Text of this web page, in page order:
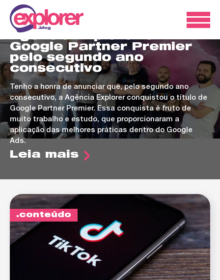
ads
Agência Explorer é
Google Partner Premier
pelo segundo ano
consecutivo
Tenho a honra de anunciar que, pelo segundo ano
consecutivo, a Agência Explorer conquistou o título de
Google Partner Premier. Essa conquista é fruto de
muito trabalho e estudo, que proporcionaram a
aplicação das melhores práticas dentro do Google
Ads.
Leia mais
conteúdo